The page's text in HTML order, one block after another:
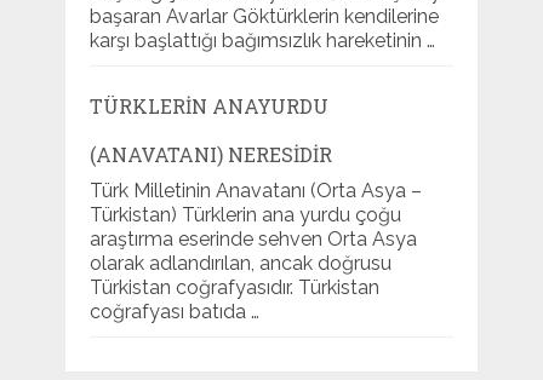
başaran Avarlar Göktürklerin kendilerine
karşı başlattığı bağımsızlık hareketinin …
TÜRKLERIN ANAYURDU
(ANAVATANI) NERESIDIR
Türk Milletinin Anavatanı (Orta Asya –
Türkistan) Türklerin ana yurdu çoğu
araştırma eserinde sehven Orta Asya
olarak adlandırılan, ancak doğrusu
Türkistan coğrafyasıdır. Türkistan
coğrafyası batıda …